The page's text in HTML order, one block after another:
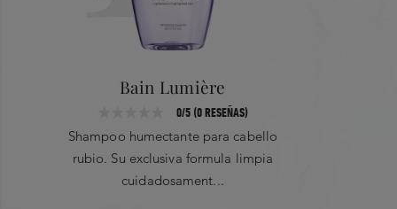
Bain Lumière
0/5 (0 RESEÑAS)
Shampoo humectante para cabello
rubio. Su exclusiva formula limpia
cuidadosament...